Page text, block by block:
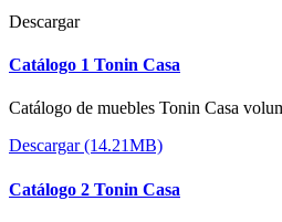
Descargar
Catálogo 1 Tonin Casa
Catálogo de muebles Tonin Casa
Descargar (14.21MB)
Catálogo 2 Tonin Casa